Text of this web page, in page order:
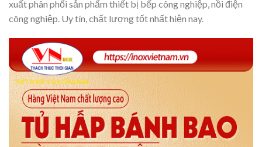
xuất phân phối sản phẩm thiết bị bếp công nghiệp, nồi điện
công nghiệp. Uy tín, chất lượng tốt nhất hiện nay.